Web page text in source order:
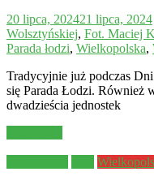
20 lipca, 202421 lipca, 2024
Wolsztyńskiej, Fot. Maciej
Parada łodzi, Wielkopolska,
Tradycyjnie już podczas
się Parada Łodzi. Również
dwadzieścia jednostek